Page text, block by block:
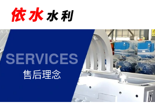
SERVICES
售后理念